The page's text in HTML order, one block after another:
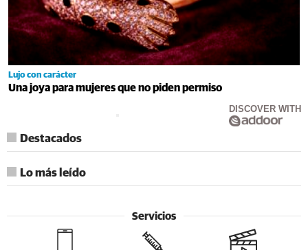
Lujo con carácter
Una joya para mujeres que no piden permiso
DISCOVER WITH
Destacados
Lo más leído
Servicios